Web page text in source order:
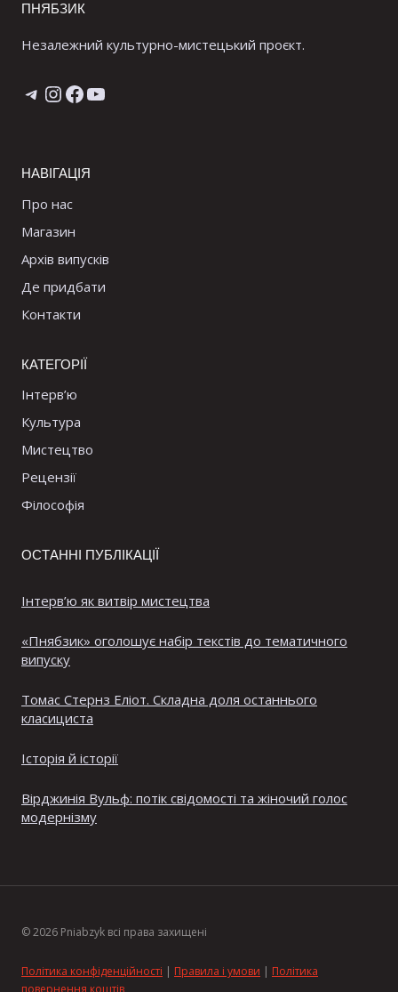
ПНЯБЗИК
Незалежний культурно-мистецький проєкт.
Telegram
Instagram
Facebook
YouTube
НАВІГАЦІЯ
Про нас
Магазин
Архів випусків
Де придбати
Контакти
КАТЕГОРІЇ
Інтерв’ю
Культура
Мистецтво
Рецензії
Філософія
ОСТАННІ ПУБЛІКАЦІЇ
Інтерв’ю як витвір мистецтва
«Пнябзик» оголошує набір текстів до тематичного
випуску
Томас Стернз Еліот. Складна доля останнього
класициста
Історія й історії
Вірджинія Вульф: потік свідомості та жіночий голос
модернізму
© 2026 Pniabzyk всі права захищені
Політика конфіденційності | Правила і умови | Політика
повернення коштів